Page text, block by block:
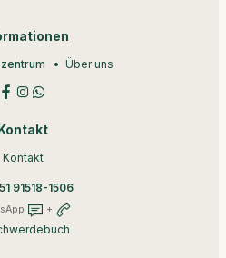
Über uns
Kontakt
91518-1506
+